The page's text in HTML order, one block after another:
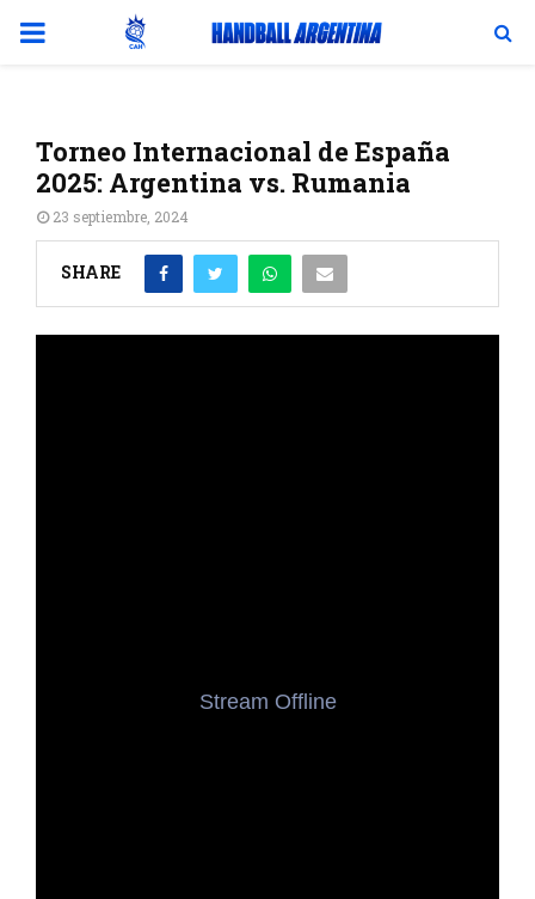
PRIMARY
Torneo Internacional de España
2025: Argentina vs. Rumania
23 septiembre, 2024
SHARE